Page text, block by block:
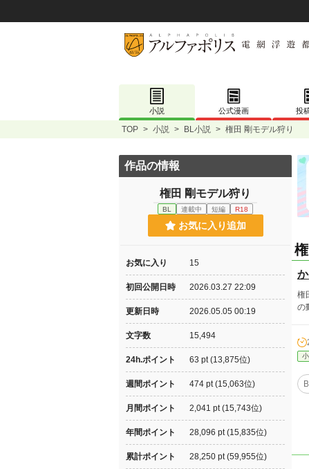
小説 公式漫画 投
TOP > 小説 > BL小説 > 権田 剛モデル狩り
権
の
作品の情報
権田 剛モデル狩り
BL 連載中 短編 R18
お気に入り追加
お気に入り 15
初回公開日時 2026.03.27 22:09
更新日時 2026.05.05 00:19
文字数 15,494
24h.ポイント 63 pt (13,875位)
週間ポイント 474 pt (15,063位)
月間ポイント 2,041 pt (15,743位)
年間ポイント 28,096 pt (15,835位)
累計ポイント 28,250 pt (59,955位)